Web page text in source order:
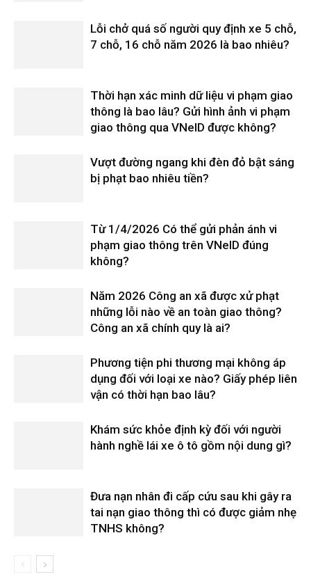
Lỗi chở quá số người quy định xe 5 chỗ,
7 chỗ, 16 chỗ năm 2026 là bao nhiêu?
Thời hạn xác minh dữ liệu vi phạm giao
thông là bao lâu? Gửi hình ảnh vi phạm
giao thông qua VNeID được không?
Vượt đường ngang khi đèn đỏ bật sáng
bị phạt bao nhiêu tiền?
Từ 1/4/2026 Có thể gửi phản ánh vi
phạm giao thông trên VNeID đúng
không?
Năm 2026 Công an xã được xử phạt
những lỗi nào về an toàn giao thông?
Công an xã chính quy là ai?
Phương tiện phi thương mại không áp
dụng đối với loại xe nào? Giấy phép liên
vận có thời hạn bao lâu?
Khám sức khỏe định kỳ đối với người
hành nghề lái xe ô tô gồm nội dung gì?
Đưa nạn nhân đi cấp cứu sau khi gây ra
tai nạn giao thông thì có được giảm nhẹ
TNHS không?